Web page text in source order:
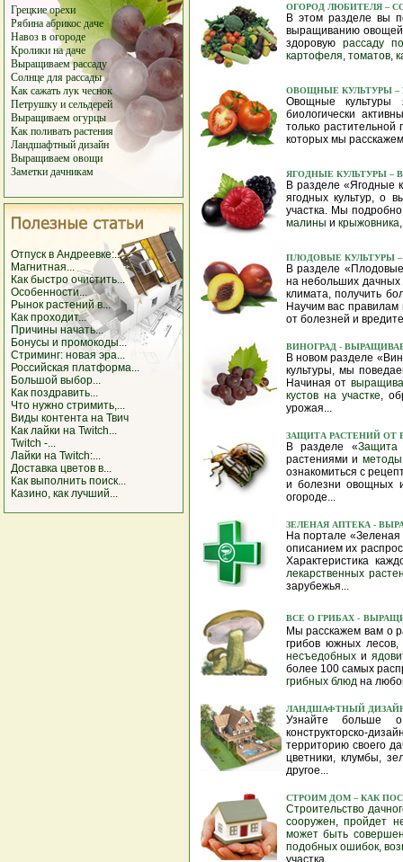
Грецкие орехи
Рябина абрикосдаче
Навоз вогороде
Кролики на даче
Выращиваем рассаду
Солнце для рассады
Как сажать лук чеснок
Петрушку и сельдерей
Выращиваем огурцы
Как поливать растения
Ландшафтный дизайн
Выращиваем овощи
Заметки дачникам
Отпуск в Андреевке:...
Магнитная...
Как быстро очистить...
Особенности...
Рынок растений в...
Как проходит...
Причины начать...
Бонусы и промокоды...
Стриминг: новая эра...
Российская платформа...
Большой выбор...
Как поздравить...
Что нужно стримить,...
Виды контента на Твич
Как лайки на Twitch...
Twitch -...
Лайки на Twitch:...
Доставка цветов в...
Как выполнить поиск...
Казино, как лучший...
ОГОРОД ЛЮБИТЕЛЯ –
В этом разделе вы
выращиванию овощей
здоровую рассаду
картофеля томатов,
ОВОЩНЫЕ КУЛЬТУРЫ –
Овощные культуры
биологически
только
которых мы
ЯГОДНЫЕ КУЛЬТУРЫ –
В разделе «Ягодные
ягодных культур, о
участка. Мы
малины и крыжовника
ПЛОДОВЫЕ КУЛЬТУРЫ –
В разделе
на небольших дачных
климата, получить
Научим вас
от болезней и
ВИНОГРАД -
В новом разделе
культуры, мы
Начиная от
кустов на участке ,
урожая...
ЗАЩИТА РАСТЕНИЙ ОТ
В разделе «Защита
растениями и
ознакомиться с
и болезни овощных
огороде...
ЗЕЛЕНАЯ АПТЕКА -
На портале «Зеленая
описанием их
Характеристика
лекарственных
зарубежья...
ВСЕ О ГРИБАХ -
Мы расскажем вам о
грибов южных
несъедобныхи
более 100 самых
грибных блюд на
ЛАНДШАФТНЫЙ
Узнайте больше
конструкторско-
территорию своего
цветники, клумбы,
другое...
СТРОИМ ДОМ – КАК
Строительство
сооружен ,пройдет
может быть
подобных ошибок,
участка...